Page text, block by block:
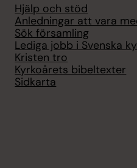
Hjälp och stöd
Anledningar att vara
Sök församling
Lediga jobb i Svenska
Kristen tro
Kyrkoårets bibeltexter
Sidkarta